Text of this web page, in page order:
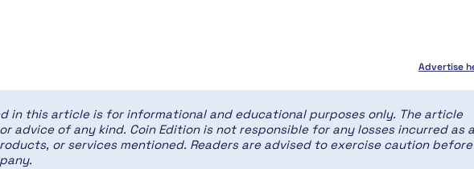
Advertise
in this article is for informational and educational purposes only. The article
advice of any kind. Coin Edition is not responsible for any losses incurred as a
or services mentioned. Readers are advised to exercise caution before